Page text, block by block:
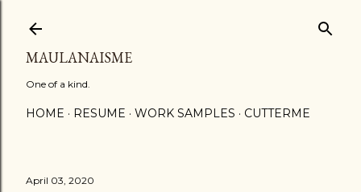
MAULANAISME
One of a kind.
HOME RESUME WORK SAMPLES CUTTERME
April 03, 2020